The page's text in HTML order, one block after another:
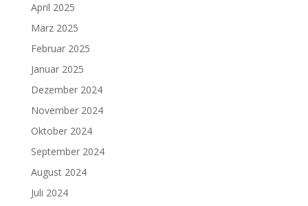
April 2025
März 2025
Februar 2025
Januar 2025
Dezember 2024
November 2024
Oktober 2024
September 2024
August 2024
Juli 2024